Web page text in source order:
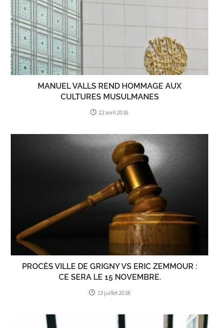
MANUEL VALLS REND HOMMAGE AUX
CULTURES MUSULMANES
22 avril 2016
PROCÈS VILLE DE GRIGNY VS ERIC ZEMMOUR :
CE SERA LE 15 NOVEMBRE.
13 juillet 2018